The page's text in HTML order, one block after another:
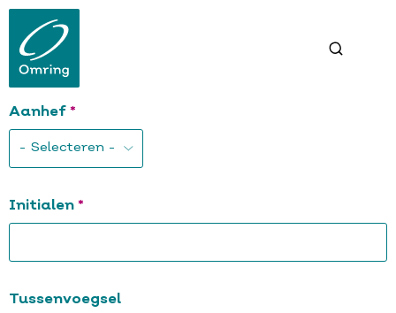
naar
Aanhef Verplicht
Initialen Verplicht
Tussenvoegsel